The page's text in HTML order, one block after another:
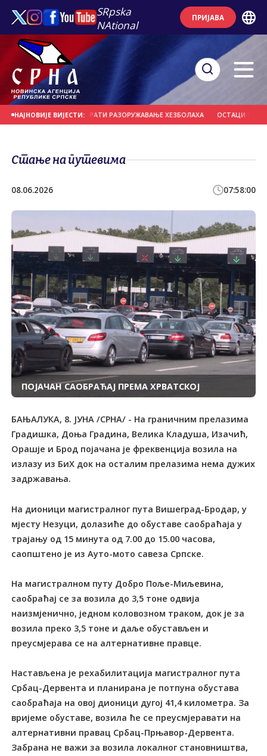
SRpska
NAtional
ПРИЈАВА
НАЈНОВИЈЕ ВИЈЕСТИ:
МОГЛЕ НАДЗИРАТИ РАЗОРУЖАВАЊЕ ХЕЗБОЛАХА ОСТАЦИ ЊЕМАЧКИХ
Стање на путевима
08.06.2026 07:58:00
ПОЈАЧАН САОБРАЋАЈ ПРЕМА ХРВАТСКОЈ
БАЊАЛУКА, 8. ЈУНА /СРНА/ - На граничним прелазима
Градишка, Доња Градина, Велика Кладуша, Изачић,
Орашје и Брод појачана је фреквенција возила на
излазу из БиХ док на осталим прелазима нема дужих
задржавања.
На дионици магистралног пута Вишеград-Бродар, у
мјесту Незуци, долазиће до обуставе саобраћаја у
трајању од 15 минута од 7.00 до 15.00 часова,
саопштено је из Ауто-мото савеза Српске.
На магистралном путу Добро Поље-Миљевина,
саобраћај се за возила до 3,5 тоне одвија
наизмјенично, једном коловозном траком, док је за
возила преко 3,5 тоне и даље обустављен и
преусмјерава се на алтернативне правце.
Настављена је рехабилитација магистралног пута
Србац-Дервента и планирана је потпуна обустава
саобраћаја на овој дионици дугој 41,4 километра. За
вријеме обуставе, возила ће се преусмјеравати на
алтернативни правац Србац-Прњавор-Дервента.
Забрана не важи за возила локалног становништва,